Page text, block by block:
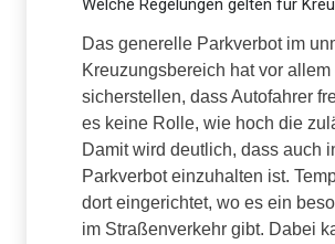
Welche Regelungen gelten für
Das generelle Parkverbot im
Kreuzungsbereich hat vor allem
sicherstellen, dass Autofahrer
es keine Rolle, wie hoch die
Damit wird deutlich, dass auch
Parkverbot einzuhalten ist.
dort eingerichtet, wo es ein
im Straßenverkehr gibt. Dabei